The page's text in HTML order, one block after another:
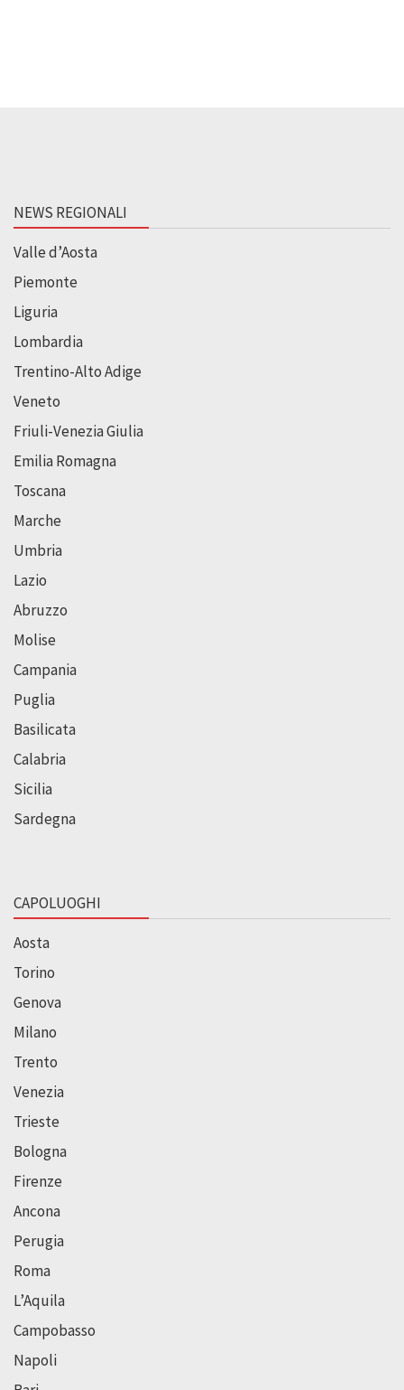
NEWS REGIONALI
Valle d’Aosta
Piemonte
Liguria
Lombardia
Trentino-Alto Adige
Veneto
Friuli-Venezia Giulia
Emilia Romagna
Toscana
Marche
Umbria
Lazio
Abruzzo
Molise
Campania
Puglia
Basilicata
Calabria
Sicilia
Sardegna
CAPOLUOGHI
Aosta
Torino
Genova
Milano
Trento
Venezia
Trieste
Bologna
Firenze
Ancona
Perugia
Roma
L’Aquila
Campobasso
Napoli